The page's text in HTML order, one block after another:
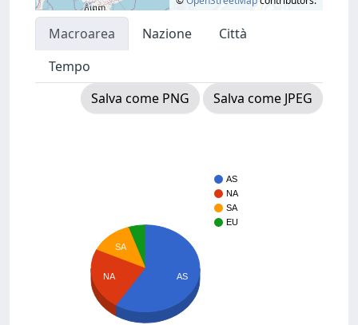
Macroarea Nazione
Città
Tempo
Salva come PNG
Salva come JPEG
AS
NA
SA
EU
SA
NA AS